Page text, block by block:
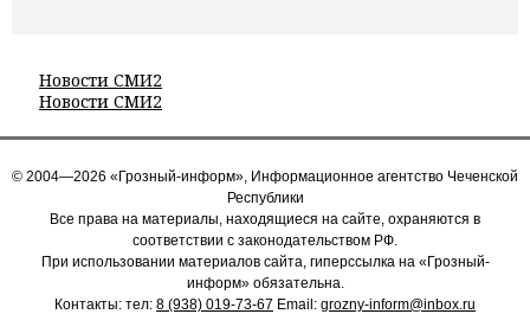
Новости СМИ2
Новости СМИ2
© 2004—2026 «Грозный-информ», Информационное агентство Чеченской
Республики
Все права на материалы, находящиеся на сайте, охраняются в
соответствии с законодательством РФ.
При использовании материалов сайта, гиперссылка на «Грозный-
информ» обязательна.
Контакты: тел: 8 (938) 019-73-67 Email: grozny-inform@inbox.ru